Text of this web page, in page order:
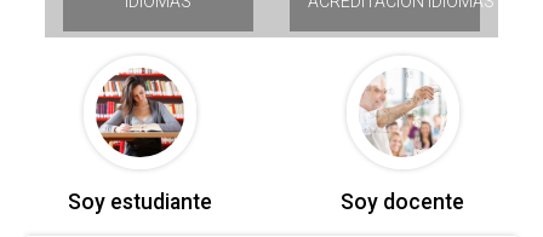
Soy estudiante Soy docente